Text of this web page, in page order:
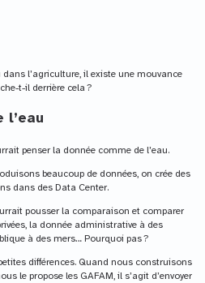
l’agriculture, il existe une mouvance
t-il derrière cela ?
l’eau
penser la donnée comme de l’eau.
beaucoup de données, on crée des
dans des Data Center.
pousser la comparaison et comparer
la donnée administrative à des
à des mers… Pourquoi pas ?
différences. Quand nous construisons
le propose les GAFAM, il s’agit d’envoyer